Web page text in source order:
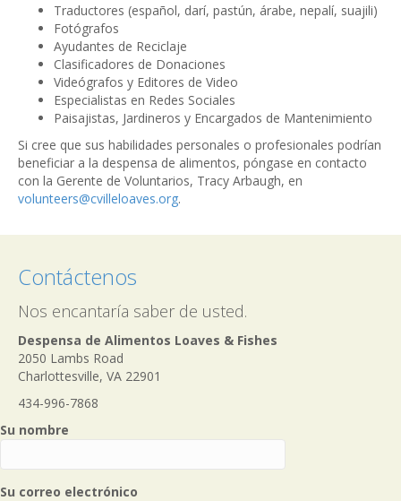
Traductores (español, darí, pastún, árabe, nepalí, suajili)
Fotógrafos
Ayudantes de Reciclaje
Clasificadores de Donaciones
Videógrafos y Editores de Video
Especialistas en Redes Sociales
Paisajistas, Jardineros y Encargados de Mantenimiento
Si cree que sus habilidades personales o profesionales podrían
beneficiar a la despensa de alimentos, póngase en contacto
con la Gerente de Voluntarios, Tracy Arbaugh, en
volunteers@cvilleloaves.org.
Contáctenos
Nos encantaría saber de usted.
Despensa de Alimentos Loaves & Fishes
2050 Lambs Road
Charlottesville, VA 22901
434-996-7868
Su nombre
Su correo electrónico